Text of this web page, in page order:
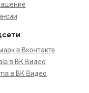
в Вконтакте
в ВК Видео
в ВК Видео